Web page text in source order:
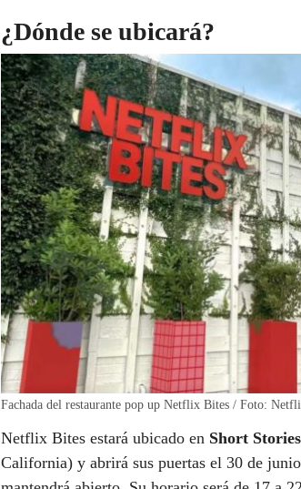
¿Dónde se ubicará?
Fachada del restaurante pop up Netflix Bites / Foto:
Netflix Bites estará ubicado en Short
California) y abrirá sus puertas el 30 de